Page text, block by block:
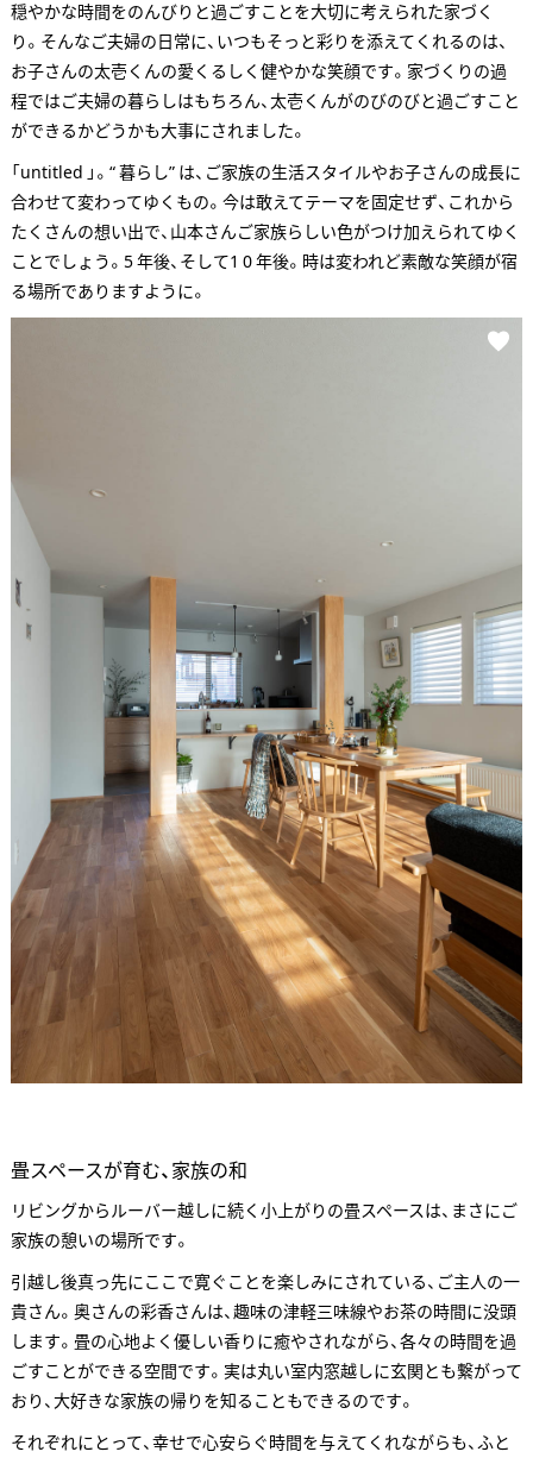
穏やかな時間をのんびりと過ごすことを大切に考えられた家づく
り。そんなご夫婦の日常に、いつもそっと彩りを添えてくれるのは、
お子さんの太壱くんの愛くるしく健やかな笑顔です。家づくりの過
程ではご夫婦の暮らしはもちろん、太壱くんがのびのびと過ごすこと
ができるかどうかも大事にされました。
「untitled 」。“ 暮らし” は、ご家族の生活スタイルやお子さんの成長に
合わせて変わってゆくもの。今は敢えてテーマを固定せず、これから
たくさんの想い出で、山本さんご家族らしい色がつけ加えられてゆく
ことでしょう。5 年後、そして1 0 年後。時は変われど素敵な笑顔が宿
る場所でありますように。
畳スペースが育む、家族の和
リビングからルーバー越しに続く小上がりの畳スペースは、まさにご
家族の憩いの場所です。
引越し後真っ先にここで寛ぐことを楽しみにされている、ご主人の一
貴さん。奥さんの彩香さんは、趣味の津軽三味線やお茶の時間に没頭
します。畳の心地よく優しい香りに癒やされながら、各々の時間を過
ごすことができる空間です。実は丸い室内窓越しに玄関とも繋がって
おり、大好きな家族の帰りを知ることもできるのです。
それぞれにとって、幸せで心安らぐ時間を与えてくれながらも、ふと